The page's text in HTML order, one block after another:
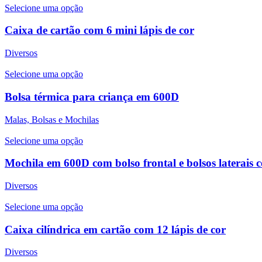
Selecione uma opção
Caixa de cartão com 6 mini lápis de cor
Diversos
Selecione uma opção
Bolsa térmica para criança em 600D
Malas, Bolsas e Mochilas
Selecione uma opção
Mochila em 600D com bolso frontal e bolsos laterais
Diversos
Selecione uma opção
Caixa cilíndrica em cartão com 12 lápis de cor
Diversos